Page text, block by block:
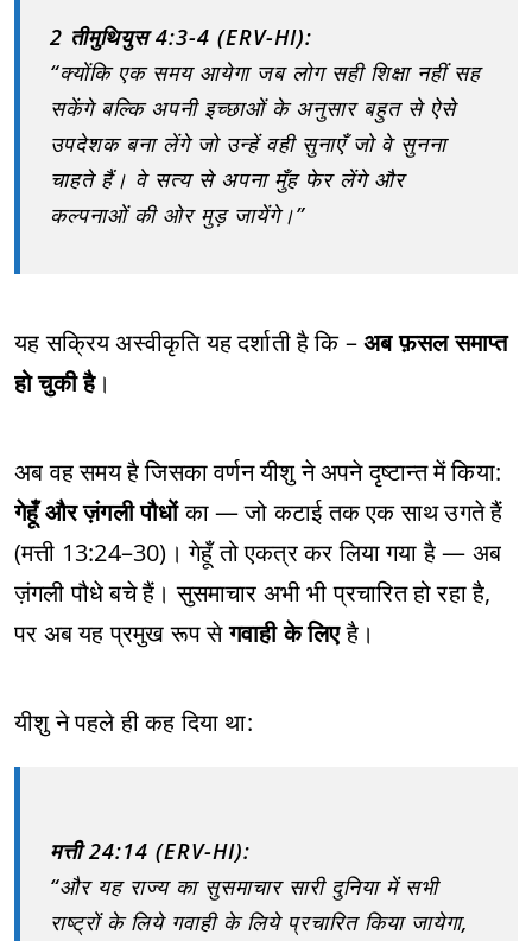
2 तीमुथियुस 4:3-4 (ERV-HI):
“क्योंकि एक समय आयेगा जब लोग सही शिक्षा नहीं सह
सकेंगे बल्कि अपनी इच्छाओं के अनुसार बहुत से ऐसे
उपदेशक बना लेंगे जो उन्हें वही सुनाएँ जो वे सुनना
चाहते हैं। वे सत्य से अपना मुँह फेर लेंगे और
कल्पनाओं की ओर मुड़ जायेंगे।”
यह सक्रिय अस्वीकृति यह दर्शाती है कि –अब फ़सल समाप्त
हो चुकी है।
अब वह समय है जिसका वर्णन यीशु ने अपने दृष्टान्त में किया:
गेहूँ और ज़ंगली पौधोंका — जो कटाई तक एक साथ उगते हैं
(मत्ती 13:24–30)। गेहूँ तो एकत्र कर लिया गया है — अब
ज़ंगली पौधे बचे हैं। सुसमाचार अभी भी प्रचारित हो रहा है,
पर अब यह प्रमुख रूप सेगवाही के लिएहै।
यीशु ने पहले ही कह दिया था:
मत्ती 24:14 (ERV-HI):
“और यह राज्य का सुसमाचार सारी दुनिया में सभी
राष्ट्रों के लिये गवाही के लिये प्रचारित किया जायेगा,